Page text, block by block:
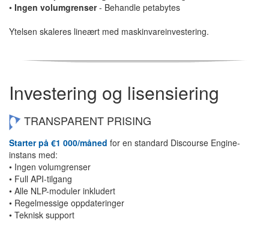
• Ingen volumgrenser- Behandle petabytes
Ytelsen skaleres lineært med maskinvareinvestering.
Investering og lisensiering
TRANSPARENT PRISING
Starter på €1 000/måned for en standard Discourse Engine-
instans med:
• Ingen volumgrenser
• Full API-tilgang
• Alle NLP-moduler inkludert
• Regelmessige oppdateringer
• Teknisk support